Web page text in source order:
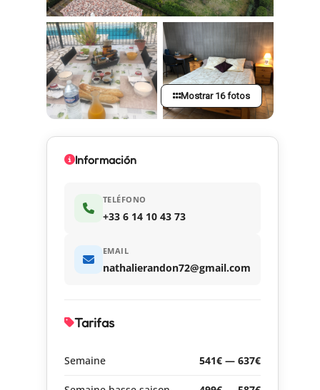
Mostrar 16 fotos
Información
TELÉFONO
+33 6 14 10 43 73
EMAIL
nathalierandon72@gmail.com
Tarifas
Semaine 541€ — 637€